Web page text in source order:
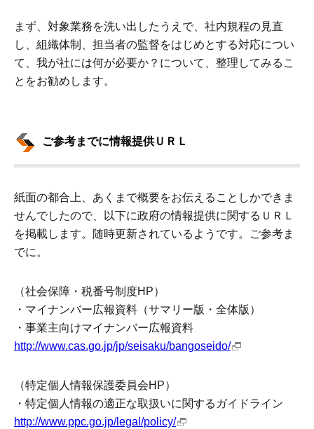
まず、対象業務を洗い出したうえで、社内規程の見直
し、組織体制、担当者の監督をはじめとする対応につい
て、我が社には何が必要か？について、整理してみるこ
とをお勧めします。
ご参考までに情報提供ＵＲＬ
紙面の都合上、あくまで概要をお伝えることしかできま
せんでしたので、以下に政府の情報提供に関するＵＲＬ
を掲載します。随時更新されているようです。ご参考ま
でに。
（社会保障・税番号制度HP）
・マイナンバー広報資料（サマリー版・全体版）
・事業主向けマイナンバー広報資料
http://www.cas.go.jp/jp/seisaku/bangoseido/
（特定個人情報保護委員会HP）
・特定個人情報の適正な取扱いに関するガイドライン
http://www.ppc.go.jp/legal/policy/